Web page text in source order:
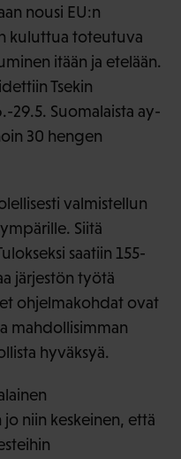
nousi EU:n
kuluttua toteutuva
itään ja etelään.
Tsekin
29.5. Suomalaista ay-
30 hengen
valmistellun
Siitä
saatiin 155-
järjestön työtä
ohjelmakohdat ovat
mahdollisimman
hyväksyä.
niin keskeinen, että